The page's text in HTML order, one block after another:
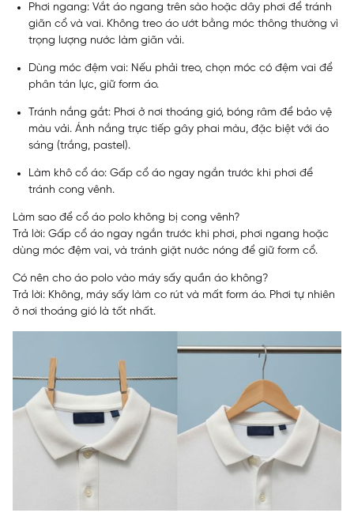
Phơi ngang: Vắt áo ngang trên sào hoặc dây phơi để tránh
giãn cổ và vai. Không treo áo ướt bằng móc thông thường vì
trọng lượng nước làm giãn vải.
Dùng móc đệm vai: Nếu phải treo, chọn móc có đệm vai để
phân tán lực, giữ form áo.
Tránh nắng gắt: Phơi ở nơi thoáng gió, bóng râm để bảo vệ
màu vải. Ánh nắng trực tiếp gây phai màu, đặc biệt với áo
sáng (trắng, pastel).
Làm khô cổ áo: Gấp cổ áo ngay ngắn trước khi phơi để
tránh cong vênh.
Làm sao để cổ áo polo không bị cong vênh?
Trả lời: Gấp cổ áo ngay ngắn trước khi phơi, phơi ngang hoặc
dùng móc đệm vai, và tránh giặt nước nóng để giữ form cổ.
Có nên cho áo polo vào máy sấy quần áo không?
Trả lời: Không, máy sấy làm co rút và mất form áo. Phơi tự nhiên
ở nơi thoáng gió là tốt nhất.